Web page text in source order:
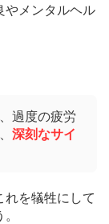
やメンタルヘル
過度の疲労
深刻なサイ
を犠牲にして